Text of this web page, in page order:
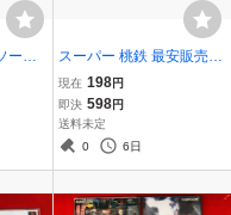
ル
商
スーパー 桃鉄 最安販売！
商品説明必読！！
現在 198円
即決 598円
送料未定
0
6日